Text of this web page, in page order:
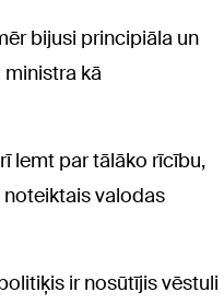
bijusi principiāla un
kā
lemt par tālāko rīcību,
valodas
ir nosūtījis vēstuli